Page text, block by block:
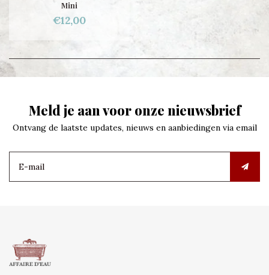
Mini
€12,00
Meld je aan voor onze nieuwsbrief
Ontvang de laatste updates, nieuws en aanbiedingen via email